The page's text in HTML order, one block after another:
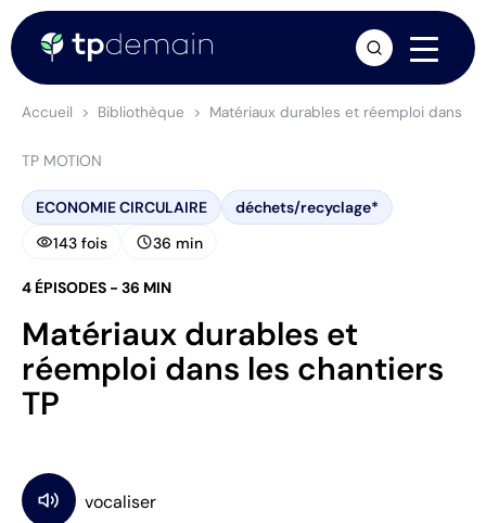
Accueil Bibliothèque Matériaux durables et réemploi dans
TP MOTION
ECONOMIE CIRCULAIRE déchets/recyclage*
visibility143 fois schedule36 min
4 ÉPISODES - 36 MIN
Matériaux durables et
réemploi dans les chantiers
TP
arrow_forward